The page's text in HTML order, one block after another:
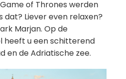
of Thrones werden
dat? Liever even relaxen?
Marjan. Op de
heeft u een schitterend
en de Adriatische zee.